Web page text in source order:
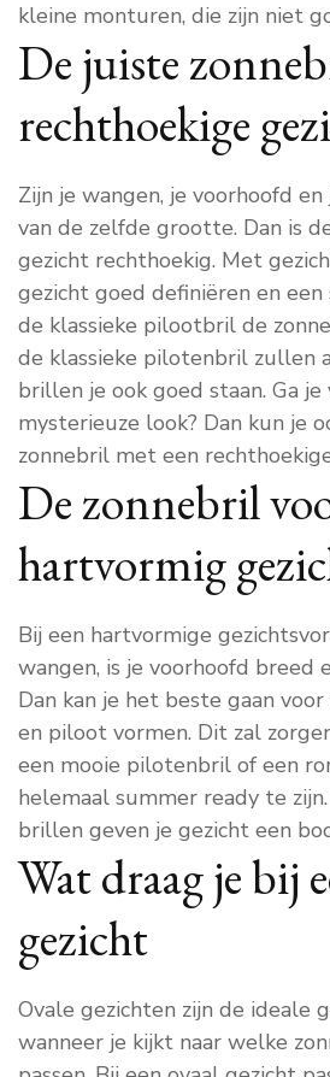
kleine monturen, die zijn niet
De juiste
rechthoekige
Zijn je wangen, je voorhoofd
van de zelfde grootte. Dan is
gezicht rechthoekig. Met
gezicht goed definiëren en een
de klassieke pilootbril de
de klassieke pilotenbril zullen
brillen je ook goed staan. Ga je
mysterieuze look? Dan kun je
zonnebril met een
De zonnebril
hartvormig
Bij een hartvormige
wangen, is je voorhoofd breed
Dan kan je het beste gaan
en piloot vormen. Dit zal
een mooie pilotenbril of een
helemaal summer ready te
brillen geven je gezicht een
Wat draag je bij
gezicht
Ovale gezichten zijn de ideale
wanneer je kijkt naar welke